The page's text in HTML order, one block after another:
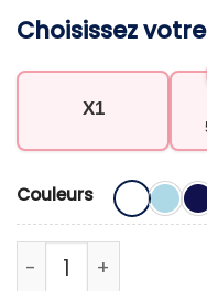
Choisissez
X1
Couleurs
quantité de Porte